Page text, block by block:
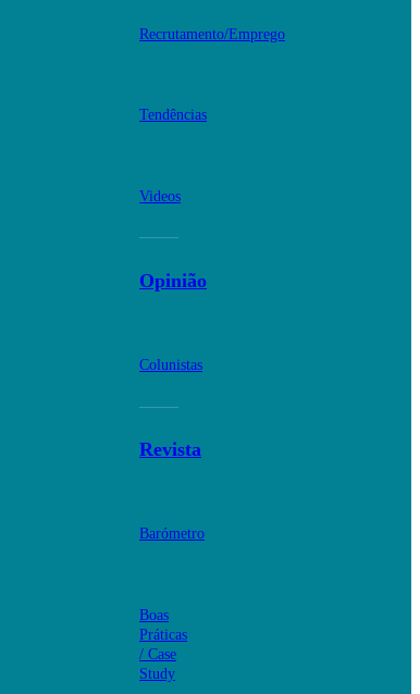
Recrutamento/Emprego
Tendências
Videos
Opinião
Colunistas
Revista
Barómetro
Boas
Práticas
/ Case
Study